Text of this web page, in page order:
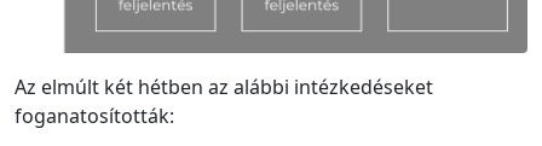
Az elmúlt két hétben az alábbi intézkedéseket
foganatosították: